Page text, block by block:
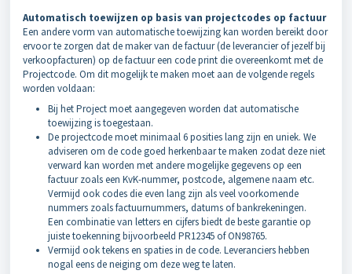
Automatisch toewijzen op basis van projectcodes op factuur
Een andere vorm van automatische toewijzing kan worden bereikt door
ervoor te zorgen dat de maker van de factuur (de leverancier of jezelf bij
verkoopfacturen) op de factuur een code print die overeenkomt met de
Projectcode. Om dit mogelijk te maken moet aan de volgende regels
worden voldaan:
Bij het Project moet aangegeven worden dat automatische
toewijzing is toegestaan.
De projectcode moet minimaal 6 posities lang zijn en uniek. We
adviseren om de code goed herkenbaar te maken zodat deze niet
verward kan worden met andere mogelijke gegevens op een
factuur zoals een KvK-nummer, postcode, algemene naam etc.
Vermijd ook codes die even lang zijn als veel voorkomende
nummers zoals factuurnummers, datums of bankrekeningen.
Een combinatie van letters en cijfers biedt de beste garantie op
juiste toekenning bijvoorbeeld PR12345 of ON98765.
Vermijd ook tekens en spaties in de code. Leveranciers hebben
nogal eens de neiging om deze weg te laten.